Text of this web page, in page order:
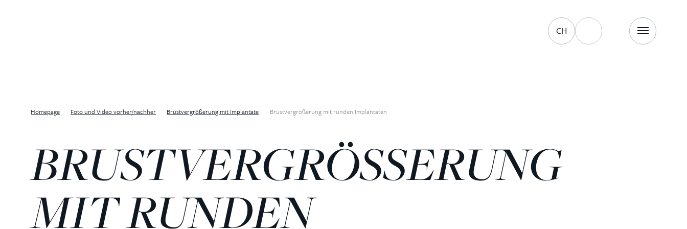
CH
Homepage Foto und Video vorher/nachher Brustvergrößerung mit Implantate Brustvergrößerung mit runden Implantaten
BRUSTVERGRÖSSERUNG M
IT RUNDEN I